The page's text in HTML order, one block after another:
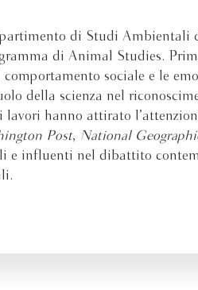
di Studi Ambientali
di Animal Studies.
sociale e le
della scienza nel
hanno attirato
Post, National
e influenti nel dibattito